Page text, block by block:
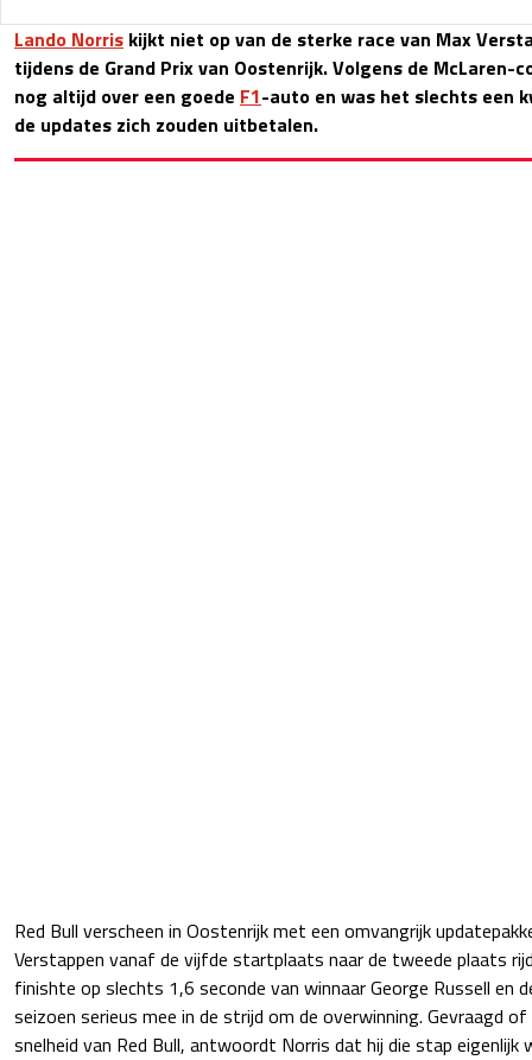
Lando Norris kijkt niet op van de sterke race van Max
tijdens de Grand Prix van Oostenrijk. Volgens de McLaren-
nog altijd over een goede F1-auto en was het slechts een
de updates zich zouden uitbetalen.
Red Bull verscheen in Oostenrijk met een omvangrijk
Verstappen vanaf de vijfde startplaats naar de tweede plaats
finishte op slechts 1,6 seconde van winnaar George Russell en
seizoen serieus mee in de strijd om de overwinning. Gevraagd
snelheid van Red Bull, antwoordt Norris dat hij die stap eigenlijk